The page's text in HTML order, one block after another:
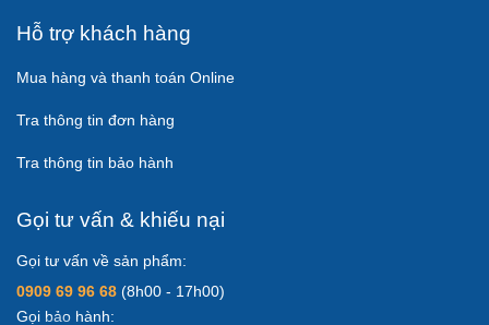
Hỗ trợ khách hàng
Mua hàng và thanh toán Online
Tra thông tin đơn hàng
Tra thông tin bảo hành
Gọi tư vấn & khiếu nại
Gọi tư vấn về sản phẩm:
0909 69 96 68 (8h00 - 17h00)
Gọi bảo hành: